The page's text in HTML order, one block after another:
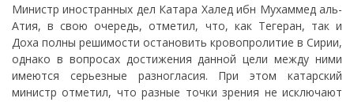
Министр иностранных дел Катара Халед ибн Мухаммед аль-
Атия, в свою очередь, отметил, что, как Тегеран, так и
Доха полны решимости остановить кровопролитие в Сирии,
однако в вопросах достижения данной цели между ними
имеются серьезные разногласия. При этом катарский
министр отметил, что разные точки зрения не исключают